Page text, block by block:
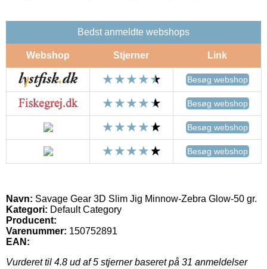
Bedst anmeldte webshops
Webshop Stjerner Link
Besøg webshop
Besøg webshop
Besøg webshop
Besøg webshop
Navn: Savage Gear 3D Slim Jig Minnow-Zebra Glow-50 gr.
Kategori: Default Category
Producent:
Varenummer: 150752891
EAN:
Vurderet til 4.8 ud af 5 stjerner baseret på 31 anmeldelser